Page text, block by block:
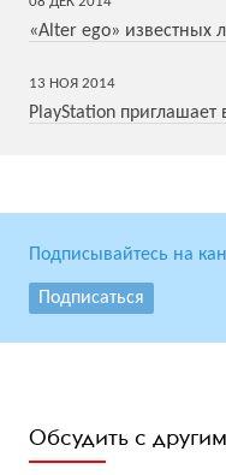
«Alter ego» известных
13 НОЯ 2014
PlayStation приглашает
Подписывайтесь на
Подписаться
Обсудить с